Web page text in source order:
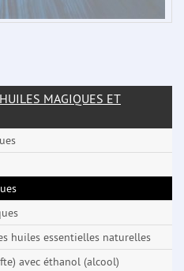
MAGIQUES ET
huiles essentielles naturelles
avec éthanol (alcool)